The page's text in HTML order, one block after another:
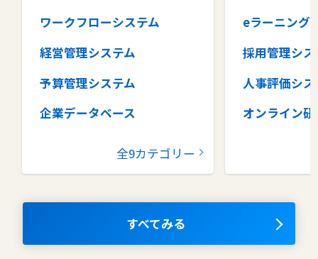
ワークフローシステム
経営管理システム
予算管理システム
企業データベース
グループウェア
コラボレーションツール
ナレッジマネジメントツール
全9カテゴリー
eラーニング
採用管理シス
人事評価シ
オンライン研
タレントマ
OKRツール
すべてみる